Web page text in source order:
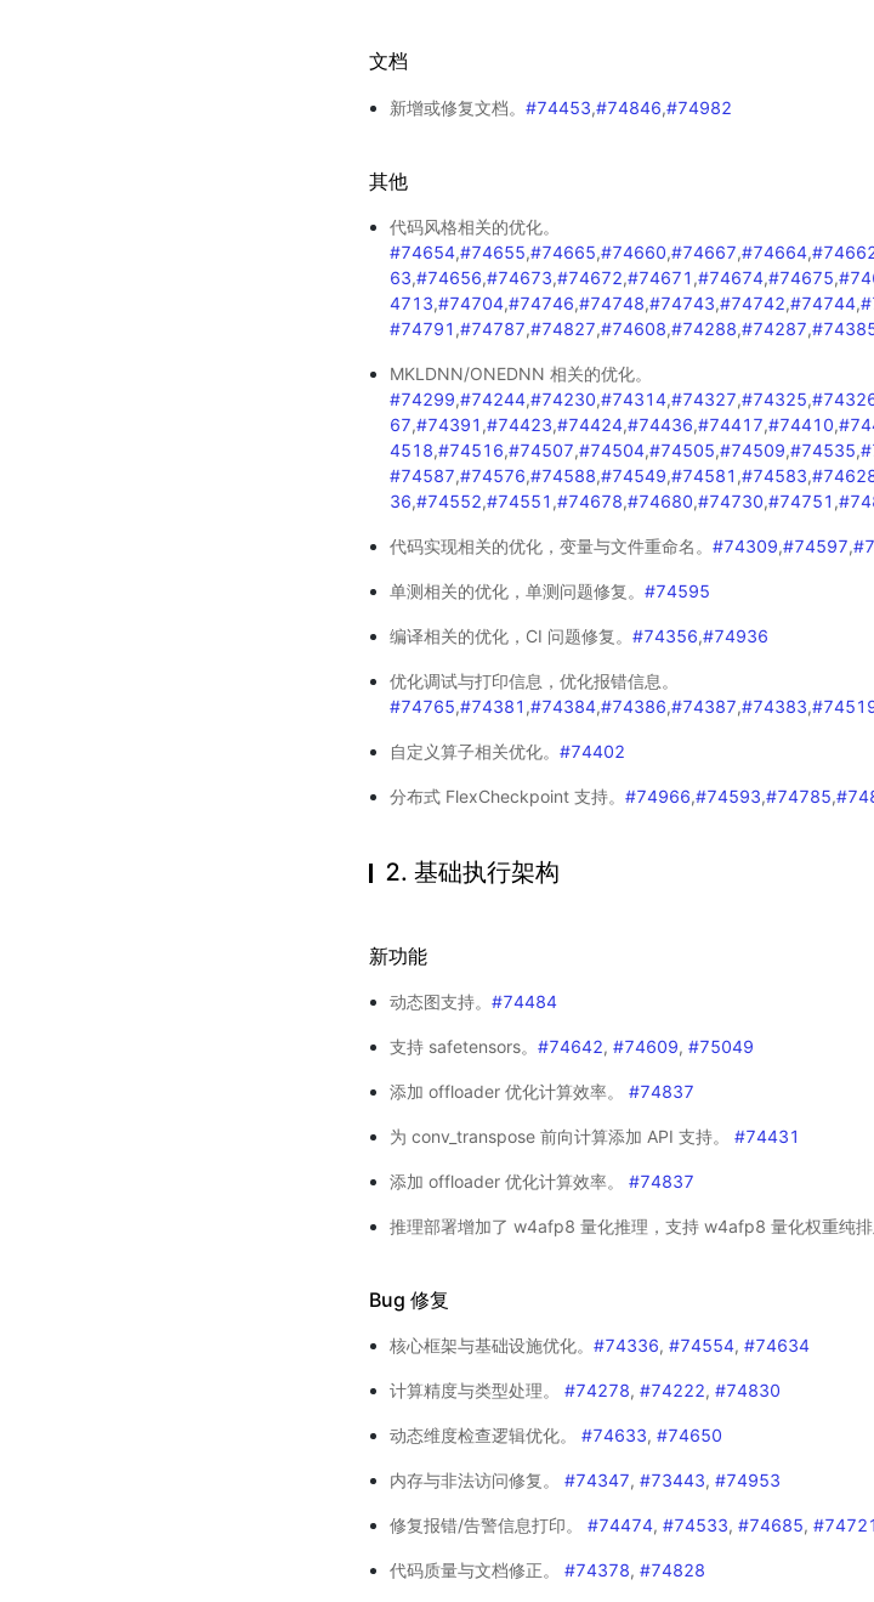
文档
新增或修复文档。 #74453,#74846,#74982
其他
代码风格相关的优化。
#74654,#74655,#74665,#74660,#74667,#74664,
63,#74656,#74673,#74672,#74671 ,#74674,#74675,
4713,#74704,#74746,#74748,#74743,#74742,#74744,
#74791 ,#74787,#74827,#74608,#74288,#74287,
MKLDNN/ONEDNN 相关的优化。
#74299,#74244,#74230,#74314,#74327,#74325,
67,#74391 ,#74423,#74424,#74436,#74417,#74410,
4518,#74516,#74507,#74504,#74505,#74509,#74535,
#74587,#74576,#74588,#74549,#74581 ,#74583,
36,#74552,#74551 ,#74678,#74680,#74730,#74751 ,
代码实现相关的优化，变量与文件重命名。 #74309,#74597,
单测相关的优化，单测问题修复。 #74595
编译相关的优化，CI 问题修复。 #74356,#74936
优化调试与打印信息，优化报错信息。
#74765,#74381 ,#74384,#74386,#74387,#74383,
自定义算子相关优化。 #74402
分布式 FlexCheckpoint 支持。 #74966,#74593,#74785,
2. 基础执行架构
新功能
动态图支持。 #74484
支持 safetensors。 #74642, #74609, #75049
添加 offloader 优化计算效率。 #74837
为 conv_transpose 前向计算添加 API 支持。 #74431
添加 offloader 优化计算效率。 #74837
推理部署增加了 w4afp8 量化推理，支持 w4afp8 量化权重纯
Bug 修复
核心框架与基础设施优化。 #74336, #74554, #74634
计算精度与类型处理。 #74278, #74222, #74830
动态维度检查逻辑优化。 #74633, #74650
内存与非法访问修复。 #74347, #73443, #74953
修复报错/告警信息打印。 #74474, #74533, #74685, #74721
代码质量与文档修正。 #74378, #74828